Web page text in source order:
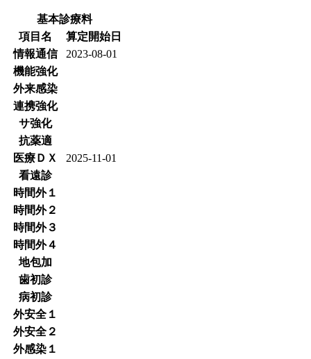
基本診療料
項目名
算定開始日
情報通信
2023-08-01
機能強化
外来感染
連携強化
サ強化
抗薬適
医療ＤＸ
2025-11-01
看遠診
時間外１
時間外２
時間外３
時間外４
地包加
歯初診
病初診
外安全１
外安全２
外感染１